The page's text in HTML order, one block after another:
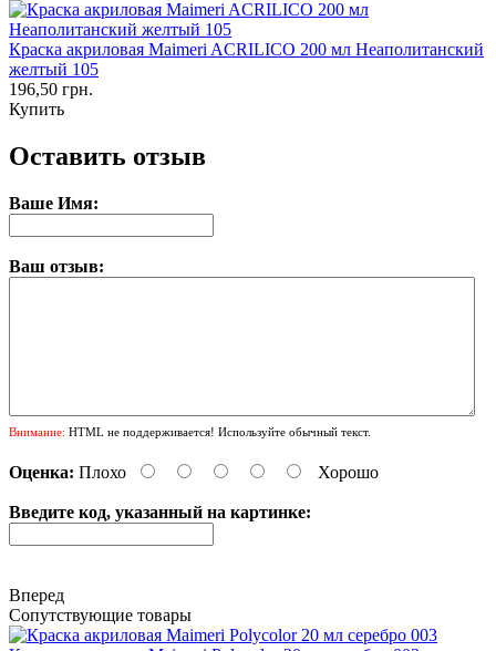
Краска акриловая Maimeri ACRILICO 200 мл Неаполитанский
желтый 105
196,50 грн.
Купить
Оставить отзыв
Ваше Имя:
Ваш отзыв:
Внимание: HTML не поддерживается! Используйте обычный текст.
Оценка: Плохо Хорошо
Введите код, указанный на картинке:
Вперед
Сопутствующие товары